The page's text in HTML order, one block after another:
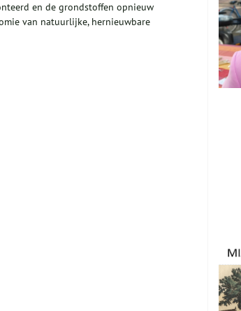
en de grondstoffen opnieuw
van natuurlijke, hernieuwbare